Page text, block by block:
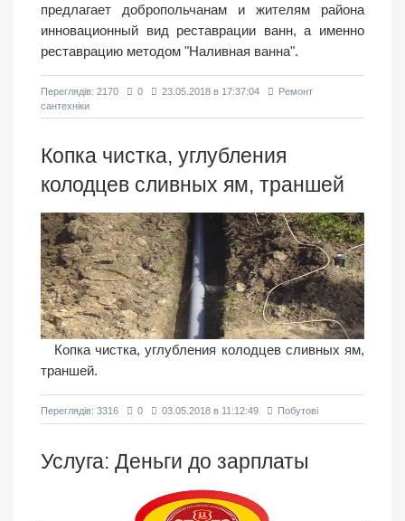
предлагает добропольчанам и жителям района
инновационный вид реставрации ванн, а именно
реставрацию методом "Наливная ванна".
Переглядiв: 2170 0 23.05.2018 в 17:37:04
Ремонт
сантехніки
Копка чистка, углубления
колодцев сливных ям, траншей
Копка чистка, углубления колодцев сливных ям,
траншей.
Переглядiв: 3316 0 03.05.2018 в 11:12:49 Побутовi
Услуга: Деньги до зарплаты